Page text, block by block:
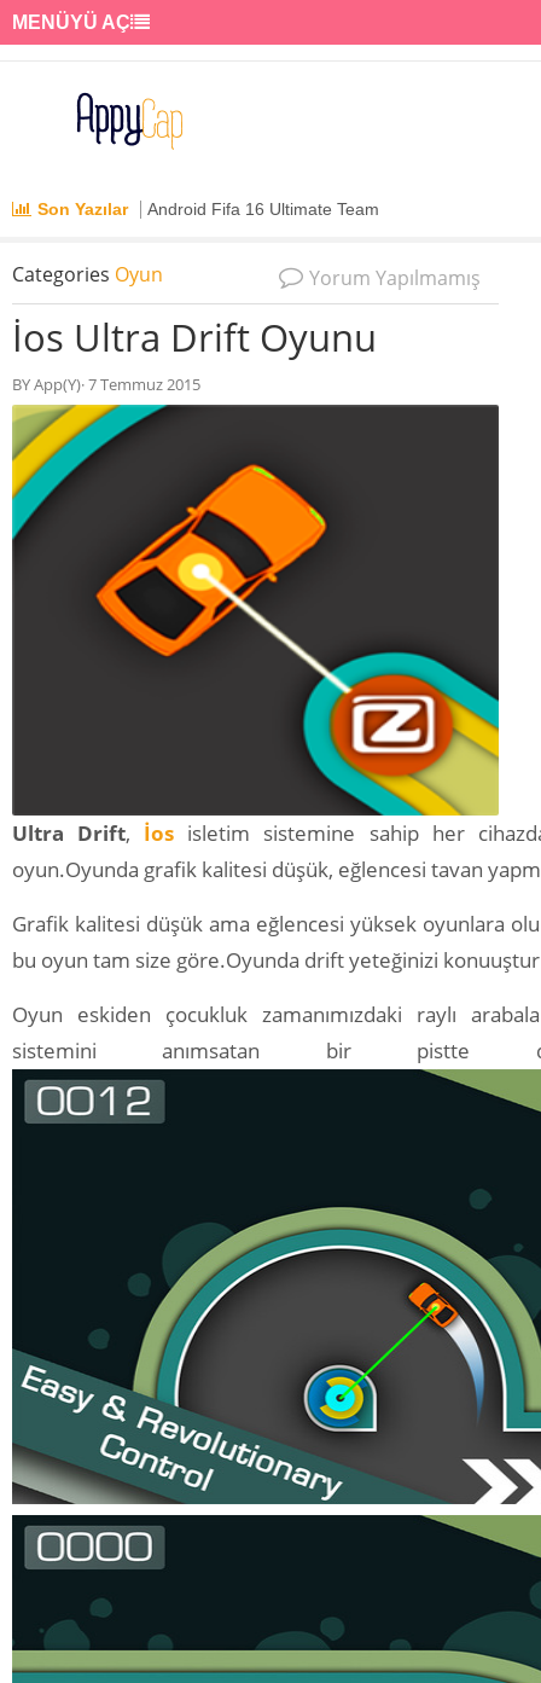
MENÜYÜ AÇ
Son Yazılar Android Fifa 16 Ultimate Team
Categories Oyun Yorum Yapılmamış
İos Ultra Drift Oyunu
BY App(Y)· 7 Temmuz 2015
Ultra Drift, İos isletim sistemine sahip her
oyun.Oyunda grafik kalitesi düşük, eğlencesi tavan
Grafik kalitesi düşük ama eğlencesi yüksek oyunlara
bu oyun tam size göre.Oyunda drift yeteğinizi
Oyun eskiden çocukluk zamanımızdaki raylı
sistemini anımsatan bir pistte